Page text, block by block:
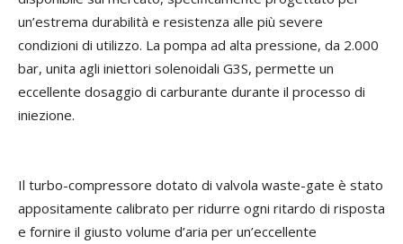
un’estrema durabilità e resistenza alle più severe
condizioni di utilizzo. La pompa ad alta pressione, da 2.000
bar, unita agli iniettori solenoidali G3S, permette un
eccellente dosaggio di carburante durante il processo di
iniezione.
Il turbo-compressore dotato di valvola waste-gate è stato
appositamente calibrato per ridurre ogni ritardo di risposta
e fornire il giusto volume d’aria per un’eccellente